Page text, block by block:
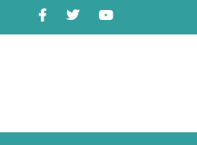
Facebook
TwitterYoutube